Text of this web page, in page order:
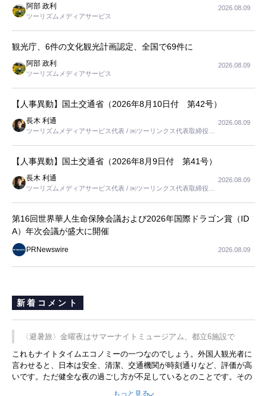
阿部 政利
ツーリズムメディアサービス
2026.08.09
観光庁、6件の文化観光計画認定、全国で69件に
阿部 政利
ツーリズムメディアサービス
2026.08.09
【人事異動】国土交通省（2026年8月10日付 第42号）
長木 利通
ツーリズムメディアサービス代表 / ㈱ツーリンクス代表取締役社
2026.08.09
【人事異動】国土交通省（2026年8月9日付 第41号）
長木 利通
ツーリズムメディアサービス代表 / ㈱ツーリンクス代表取締役社
2026.08.09
第16回世界華人生命保険会議および2026年国際ドラゴン賞（ID
A）年次会議が盛大に開催
PRNewswire 2026.08.09
新着コメント
〈避暑旅〉金曜夜はサマーナイトミュージアム、都立6施設で
これもナイトタイムエコノミーの一つなのでしょう。外国人観光者に
言わせると、日本は安全、清潔、交通機関が時刻通りなど、評価が高
いです。ただ健全な夜の過ごし方が不足しているとのことです。その
ような意味で、金曜夜にこのようなイベントが行われれば、日本人に
もっと見る